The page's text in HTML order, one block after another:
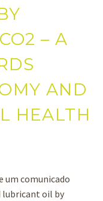
– A
AND
HEALTH
um comunicado
lubricant oil by